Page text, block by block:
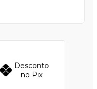
Desconto
no Pix